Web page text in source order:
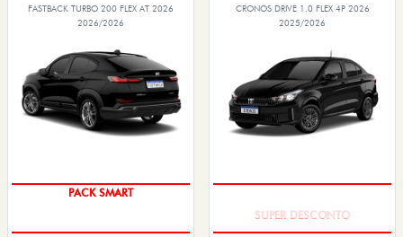
FASTBACK TURBO 200 FLEX AT 2026
2026/2026
PACK SMART
CRONOS DRIVE 1.0 FLEX 4P 2026
2025/2026